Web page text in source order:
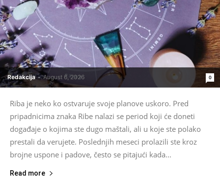
Redakcija - August 6, 2026 0
Riba je neko ko ostvaruje svoje planove uskoro. Pred
pripadnicima znaka Ribe nalazi se period koji će doneti
događaje o kojima ste dugo maštali, ali u koje ste polako
prestali da verujete. Poslednjih meseci prolazili ste kroz
brojne uspone i padove, često se pitajući kada...
Read more